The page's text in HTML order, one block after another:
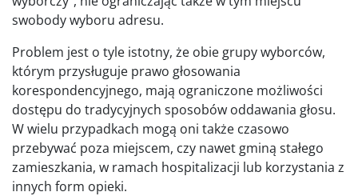
swobody wyboru adresu.
Problem jest o tyle istotny, że obie grupy wyborców,
którym przysługuje prawo głosowania
korespondencyjnego, mają ograniczone możliwości
dostępu do tradycyjnych sposobów oddawania głosu.
W wielu przypadkach mogą oni także czasowo
przebywać poza miejscem, czy nawet gminą stałego
zamieszkania, w ramach hospitalizacji lub korzystania z
innych form opieki.